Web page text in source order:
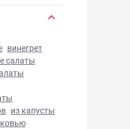
винегрет
салаты
из капусты